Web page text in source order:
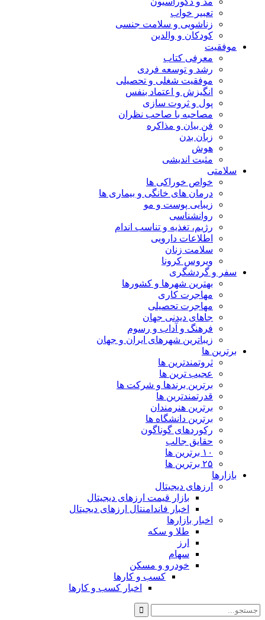
تعبیر خواب
زناشویی و سلامت جنسی
کودکان و والدین
موفقیت
معرفی کتاب
رشد و توسعه فردی
موفقیت شغلی و تحصیلی
انگیزش و اعتماد بنفس
پول و ثروت سازی
مصاحبه با صاحب نظران
فن بیان و مذاکره
زبان بدن
هوش
مثبت اندیشی
سلامتی
خواص خوراکی ها
درمان های خانگی و بیماری ها
زیبایی پوست و مو
روانشناسی
رژیم، تغذیه و تناسب اندام
اطلاعات دارویی
سلامت زنان
ویروس کرونا
سفر و گردشگری
بهترین شهرها و کشورها
مهاجرت کاری
مهاجرت تحصیلی
جاهای دیدنی جهان
فرهنگ و آداب و رسوم
زیباترین شهرهای ایران و جهان
برترین ها
ثروتمندترین ها
عجیب ترین ها
برترین برندها و شرکت ها
قدرتمندترین ها
برترین هنرمندان
برترین دانشگاه ها
رکوردهای گوناگون
حقایق جالب
۱۰ برترین ها
۲۵ برترین ها
بازارها
ارزهای دیجیتال
بازار قیمت ارزهای دیجیتال
اخبار فاندامنتال ارزهای دیجیتال
اخبار بازارها
طلا و سکه
ارز
سهام
خودرو و مسکن
کسب و کارها
اخبار کسب و کارها